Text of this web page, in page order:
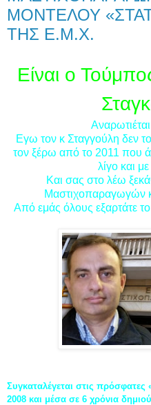
ΜΟΝΤΕΛΟΥ
ΤΗΣ Ε.Μ.Χ.
Είναι ο
Εγω τον κ Σταγγούλη δεν
τον ξέρω από το 2011 που
λίγο και
Και σας στο λέω
Μαστιχoπαραγωγών
Από εμάς όλους εξαρτάτε
Συγκαταλέγεται στις
2008 και μέσα σε 6 χρόνια